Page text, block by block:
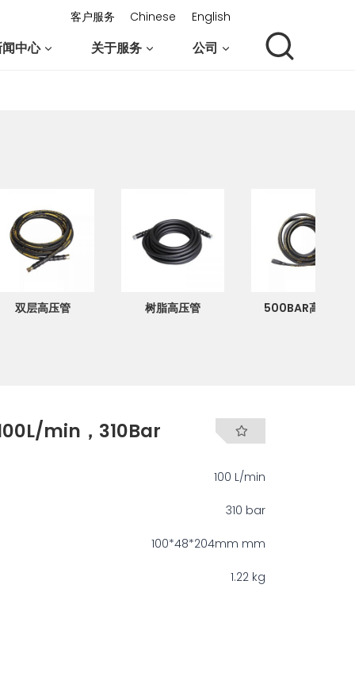
客户服务 Chinese English
中心 关于服务 公司
双层高压管 树脂高压管 500BAR高压管
min，310Bar
100 L/min
310 bar
100*48*204mm mm
1.22 kg